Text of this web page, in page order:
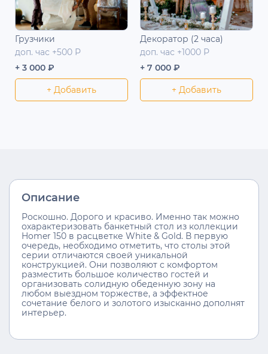
Грузчики
доп. час +500 Р
+ 3 000 ₽
+ Добавить
Декоратор (2 часа)
доп. час +1000 Р
+ 7 000 ₽
+ Добавить
Описание
Роскошно. Дорого и красиво. Именно так можно
охарактеризовать банкетный стол из коллекции
Homer 150 в расцветке White & Gold. В первую
очередь, необходимо отметить, что столы этой
серии отличаются своей уникальной
конструкцией. Они позволяют с комфортом
разместить большое количество гостей и
организовать солидную обеденную зону на
любом выездном торжестве, а эффектное
сочетание белого и золотого изысканно дополнят
интерьер.